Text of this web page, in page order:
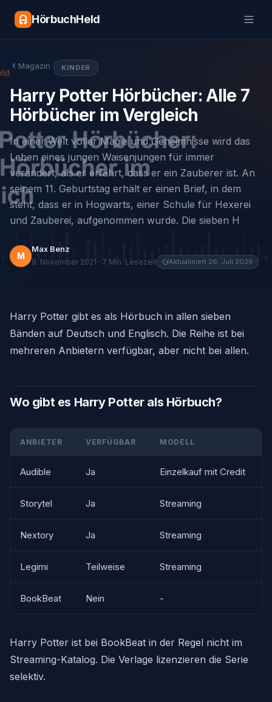
HörbuchHeld
Magazin KINDER
Harry Potter Hörbücher: Alle 7
Hörbücher im Vergleich
In einer Welt voller Magie und Geheimnisse wird das
Leben eines jungen Waisenjungen für immer
verändert, als er erfährt, dass er ein Zauberer ist. An
seinem 11. Geburtstag erhält er einen Brief, in dem
steht, dass er in Hogwarts, einer Schule für Hexerei
und Zauberei, aufgenommen wurde. Die sieben H
M
Max Benz
9. November 2021 · 7 Min. Lesezeit Aktualisiert 26. Juli 2026
Harry Potter gibt es als Hörbuch in allen sieben
Bänden auf Deutsch und Englisch. Die Reihe ist bei
mehreren Anbietern verfügbar, aber nicht bei allen.
Wo gibt es Harry Potter als Hörbuch?
ANBIETER VERFÜGBAR MODELL
Audible Ja Einzelkauf mit Credit
Storytel Ja Streaming
Nextory Ja Streaming
Legimi Teilweise Streaming
BookBeat Nein -
Harry Potter ist bei BookBeat in der Regel nicht im
Streaming-Katalog. Die Verlage lizenzieren die Serie
selektiv.